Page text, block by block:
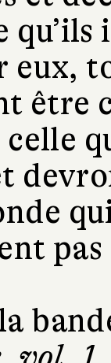
eux,
être
pas